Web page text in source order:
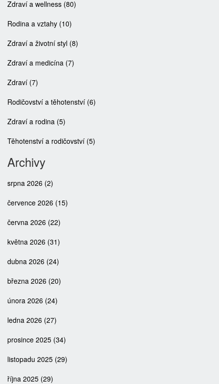
Zdraví a wellness (80)
Rodina a vztahy (10)
Zdraví a životní styl (8)
Zdraví a medicína (7)
Zdraví (7)
Rodičovství a těhotenství (6)
Zdraví a rodina (5)
Těhotenství a rodičovství (5)
Archivy
srpna 2026 (2)
července 2026 (15)
června 2026 (22)
května 2026 (31)
dubna 2026 (24)
března 2026 (20)
února 2026 (24)
ledna 2026 (27)
prosince 2025 (34)
listopadu 2025 (29)
října 2025 (29)